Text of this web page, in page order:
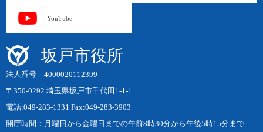
YouTube
坂戸市役所
法人番号 4000020112399
〒350-0292 埼玉県坂戸市千代田1-1-1
電話:049-283-1331 Fax:049-283-3903
開庁時間：月曜日から金曜日までの午前8時30分から午後5時15分まで